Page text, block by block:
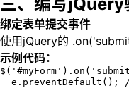
绑定表单提交事件
使用jQuery的
示例代码：
e.preventDefault(); //